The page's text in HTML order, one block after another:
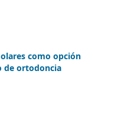
como opción
de ortodoncia